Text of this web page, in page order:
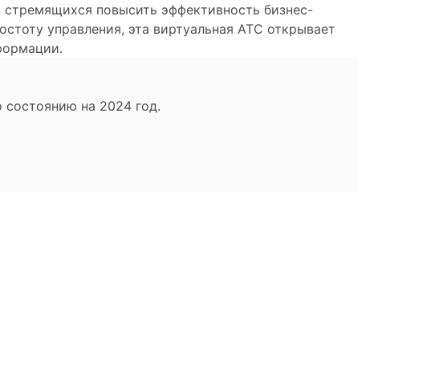
повысить эффективность бизнес-
управления, эта виртуальная АТС открывает
состоянию на 2024 год.